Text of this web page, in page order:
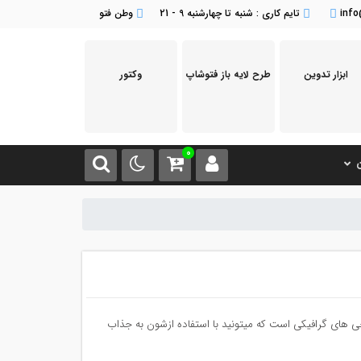
تایم کاری : شنبه تا چهارشنبه 9 - 21 وطن فتو
وکتور طرح لایه باز فتوشاپ ابزار تدوین
0
های گرافیکی است که میتونید با استفاده ازشون به جذاب